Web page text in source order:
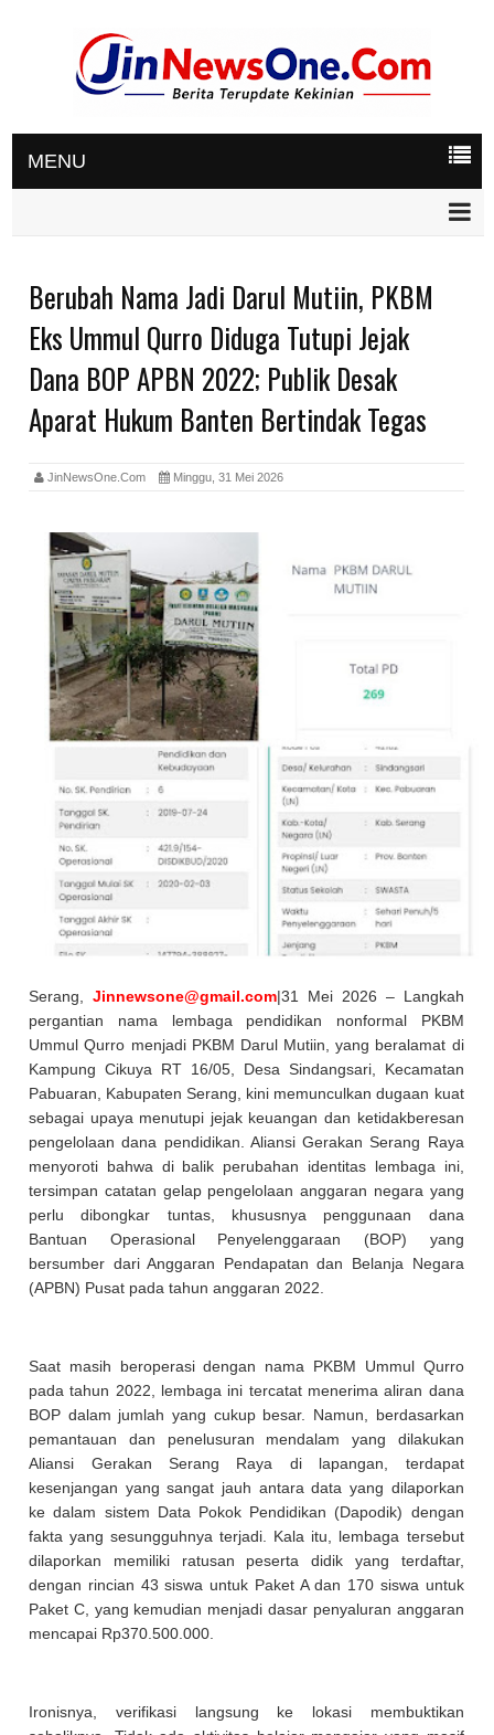
MENU
Berubah Nama Jadi Darul Mutiin, PKBM
Eks Ummul Qurro Diduga Tutupi Jejak
Dana BOP APBN 2022; Publik Desak
Aparat Hukum Banten Bertindak Tegas
JinNewsOne.Com Minggu, 31 Mei 2026
Serang,Jinnewsone@gmail.com |31 Mei 2026 – Langkah
pergantian nama lembaga pendidikan nonformal PKBM
Ummul Qurro menjadi PKBM Darul Mutiin, yang beralamat di
Kampung Cikuya RT 16/05, Desa Sindangsari, Kecamatan
Pabuaran, Kabupaten Serang, kini memunculkan dugaan kuat
sebagai upaya menutupi jejak keuangan dan ketidakberesan
pengelolaan dana pendidikan. Aliansi Gerakan Serang Raya
menyoroti bahwa di balik perubahan identitas lembaga ini,
tersimpan catatan gelap pengelolaan anggaran negara yang
perlu dibongkar tuntas, khususnya penggunaan dana
Bantuan Operasional Penyelenggaraan (BOP) yang
bersumber dari Anggaran Pendapatan dan Belanja Negara
(APBN) Pusat pada tahun anggaran 2022.
Saat masih beroperasi dengan nama PKBM Ummul Qurro
pada tahun 2022, lembaga ini tercatat menerima aliran dana
BOP dalam jumlah yang cukup besar. Namun, berdasarkan
pemantauan dan penelusuran mendalam yang dilakukan
Aliansi Gerakan Serang Raya di lapangan, terdapat
kesenjangan yang sangat jauh antara data yang dilaporkan
ke dalam sistem Data Pokok Pendidikan (Dapodik) dengan
fakta yang sesungguhnya terjadi. Kala itu, lembaga tersebut
dilaporkan memiliki ratusan peserta didik yang terdaftar,
dengan rincian 43 siswa untuk Paket A dan 170 siswa untuk
Paket C, yang kemudian menjadi dasar penyaluran anggaran
mencapai Rp370.500.000.
Ironisnya, verifikasi langsung ke lokasi membuktikan